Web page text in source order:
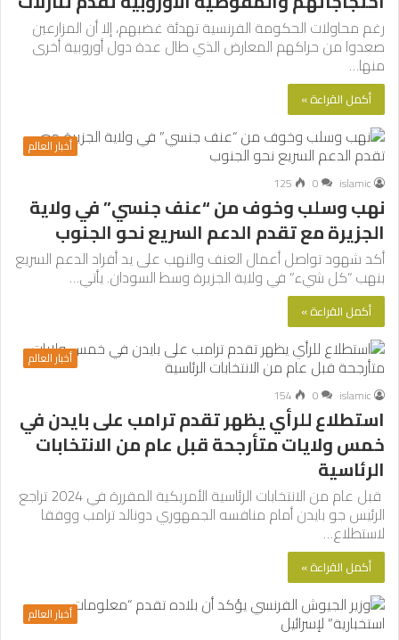
رغم محاولات الحكومة الفرنسية تهدئة غضبهم، إلا أن المزارعين
صعدوا من حراكهم المعارض الذي طال عدة دول أوروبية أخرى
منها…
أكمل القراءة »
أخبار العالم
islamic
0
125
نهب وسلب وخوف من “عنف جنسي” في ولاية
الجزيرة مع تقدم الدعم السريع نحو الجنوب
أكد شهود تواصل أعمال العنف والنهب على يد أفراد الدعم السريع
بنهب “كل شيء” في ولاية الجزيرة وسط السودان. يأتي…
أكمل القراءة »
أخبار العالم
islamic
0
154
استطلاع للرأي يظهر تقدم ترامب على بايدن في
خمس ولايات متأرجحة قبل عام من الانتخابات
الرئاسية
قبل عام من الانتخابات الرئاسية الأمريكية المقررة في 2024 تراجع
الرئيس جو بايدن أمام منافسه الجمهوري دونالد ترامب ووفقا
لاستطلاع…
أكمل القراءة »
أخبار العالم